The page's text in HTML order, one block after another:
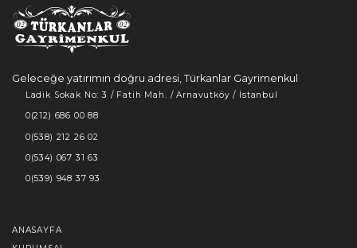
Geleceğe yatırımın doğru adresi, Türkanlar Gayrimenkul
Ladik Sokak No: 3 / Fatih Mah. / Arnavutköy / İstanbul
0(212) 686 00 88
0(538) 212 26 02
0(534) 067 31 63
0(539) 948 37 93
ANASAYFA